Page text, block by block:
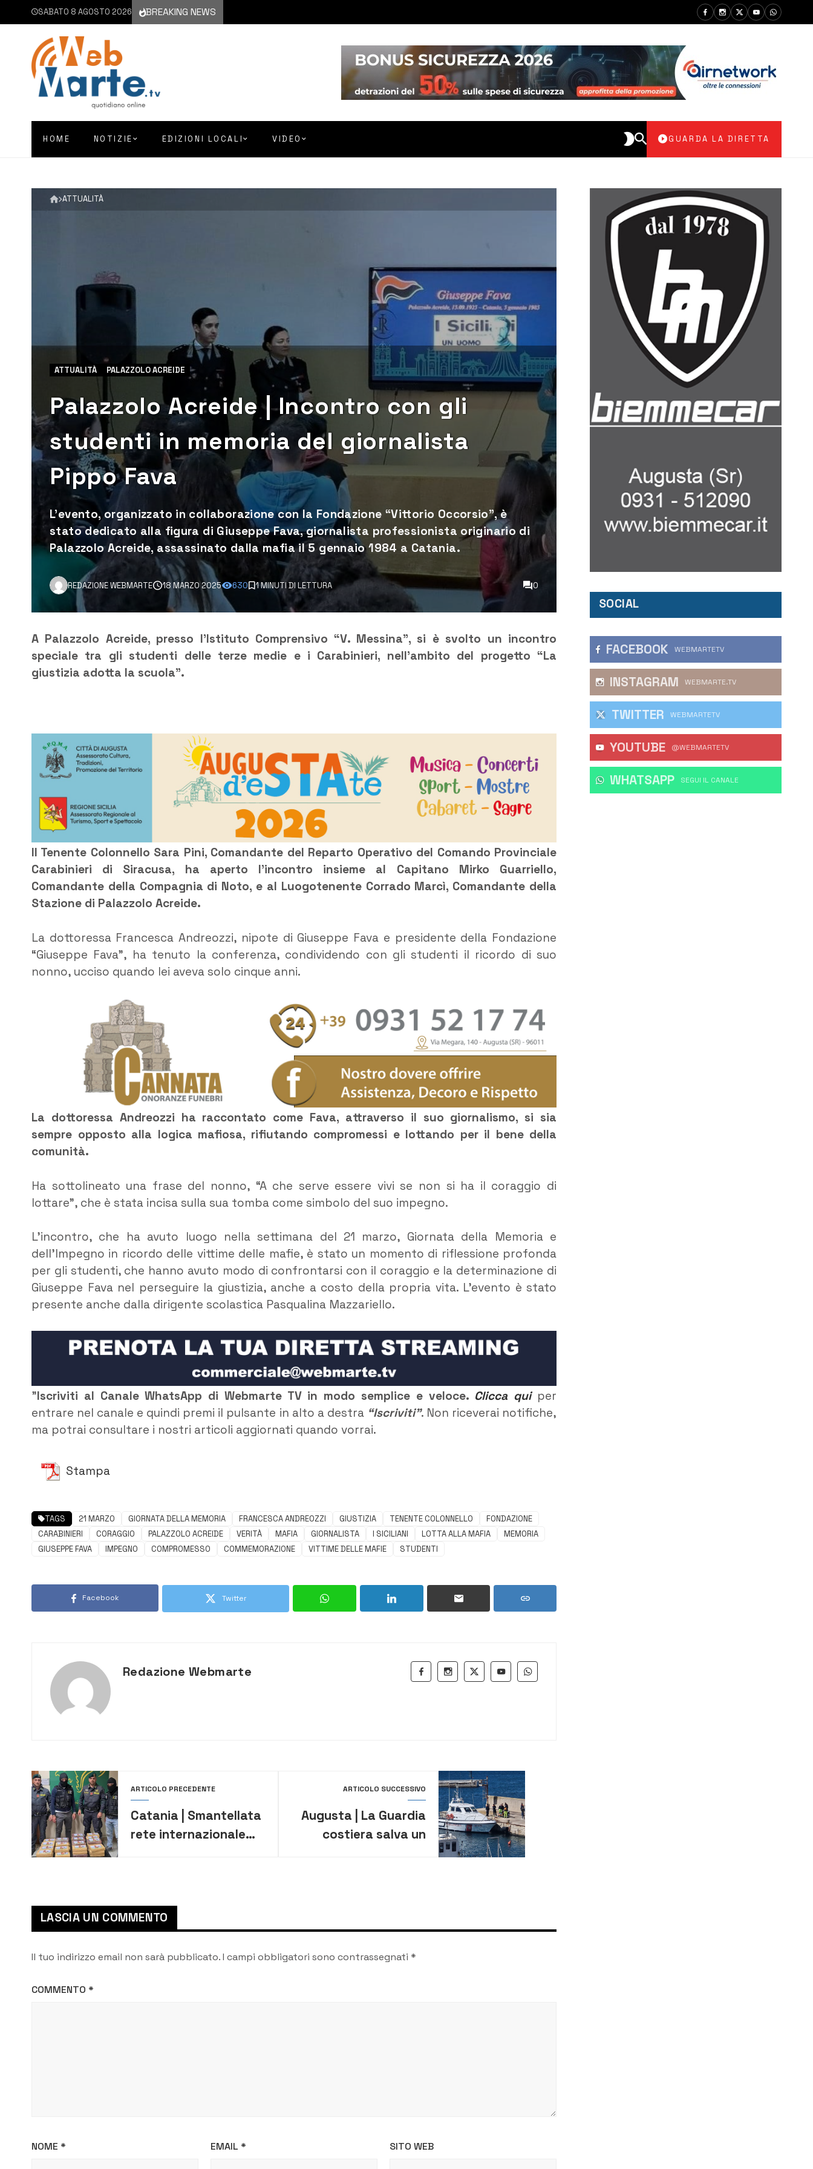
SABATO 8 AGOSTO 2026 BREAKING NEWS
HOME NOTIZIE EDIZIONI LOCALI VIDEO GUARDA LA DIRETTA
ATTUALITÀ
ATTUALITÀ PALAZZOLO ACREIDE
Palazzolo Acreide | Incontro con gli
studenti in memoria del giornalista
Pippo Fava
L'evento, organizzato in collaborazione con la Fondazione “Vittorio Occorsio”, è
stato dedicato alla figura di Giuseppe Fava, giornalista professionista originario di
Palazzolo Acreide, assassinato dalla mafia il 5 gennaio 1984 a Catania.
REDAZIONE WEBMARTE 18 MARZO 2025 630 1 MINUTI DI LETTURA 0
A Palazzolo Acreide, presso l’Istituto Comprensivo “V. Messina”, si è svolto un incontro
speciale tra gli studenti delle terze medie e i Carabinieri, nell’ambito del progetto “La
giustizia adotta la scuola”.
Il Tenente Colonnello Sara Pini, Comandante del Reparto Operativo del Comando Provinciale
Carabinieri di Siracusa, ha aperto l’incontro insieme al Capitano Mirko Guarriello,
Comandante della Compagnia di Noto, e al Luogotenente Corrado Marcì, Comandante della
Stazione di Palazzolo Acreide.
La dottoressa Francesca Andreozzi, nipote di Giuseppe Fava e presidente della Fondazione
“Giuseppe Fava”, ha tenuto la conferenza, condividendo con gli studenti il ricordo di suo
nonno, ucciso quando lei aveva solo cinque anni.
La dottoressa Andreozzi ha raccontato come Fava, attraverso il suo giornalismo, si sia
sempre opposto alla logica mafiosa, rifiutando compromessi e lottando per il bene della
comunità.
Ha sottolineato una frase del nonno, “A che serve essere vivi se non si ha il coraggio di
lottare”, che è stata incisa sulla sua tomba come simbolo del suo impegno.
L’incontro, che ha avuto luogo nella settimana del 21 marzo, Giornata della Memoria e
dell’Impegno in ricordo delle vittime delle mafie, è stato un momento di riflessione profonda
per gli studenti, che hanno avuto modo di confrontarsi con il coraggio e la determinazione di
Giuseppe Fava nel perseguire la giustizia, anche a costo della propria vita. L’evento è stato
presente anche dalla dirigente scolastica Pasqualina Mazzariello.
”Iscriviti al Canale WhatsApp di Webmarte TV in modo semplice e veloce. Clicca quiper
entrare nel canale e quindi premi il pulsante in alto a destra “Iscriviti”. Non riceverai notifiche,
ma potrai consultare i nostri articoli aggiornati quando vorrai.
Stampa
TAGS 21 MARZO GIORNATA DELLA MEMORIA FRANCESCA ANDREOZZI GIUSTIZIA TENENTE COLONNELLO
FONDAZIONE
CARABINIERI
CORAGGIO PALAZZOLO ACREIDE VERITÀ MAFIA GIORNALISTA I SICILIANI LOTTA ALLA MAFIA
MEMORIA
GIUSEPPE FAVA
IMPEGNO COMPROMESSO COMMEMORAZIONE VITTIME DELLE MAFIE STUDENTI
Facebook Twitter
Redazione Webmarte
ARTICOLO PRECEDENTE
Catania | Smantellata
rete internazionale
ARTICOLO SUCCESSIVO
Augusta | La Guardia
costiera salva un
LASCIA UN COMMENTO
Il tuo indirizzo email non sarà pubblicato.I campi obbligatori sono contrassegnati *
COMMENTO *
NOME * EMAIL * SITO WEB
SOCIAL
FACEBOOK WEBMARTETV
INSTAGRAM WEBMARTE.TV
TWITTER WEBMARTETV
YOUTUBE @WEBMARTETV
WHATSAPP ‎SEGUI IL CANALE